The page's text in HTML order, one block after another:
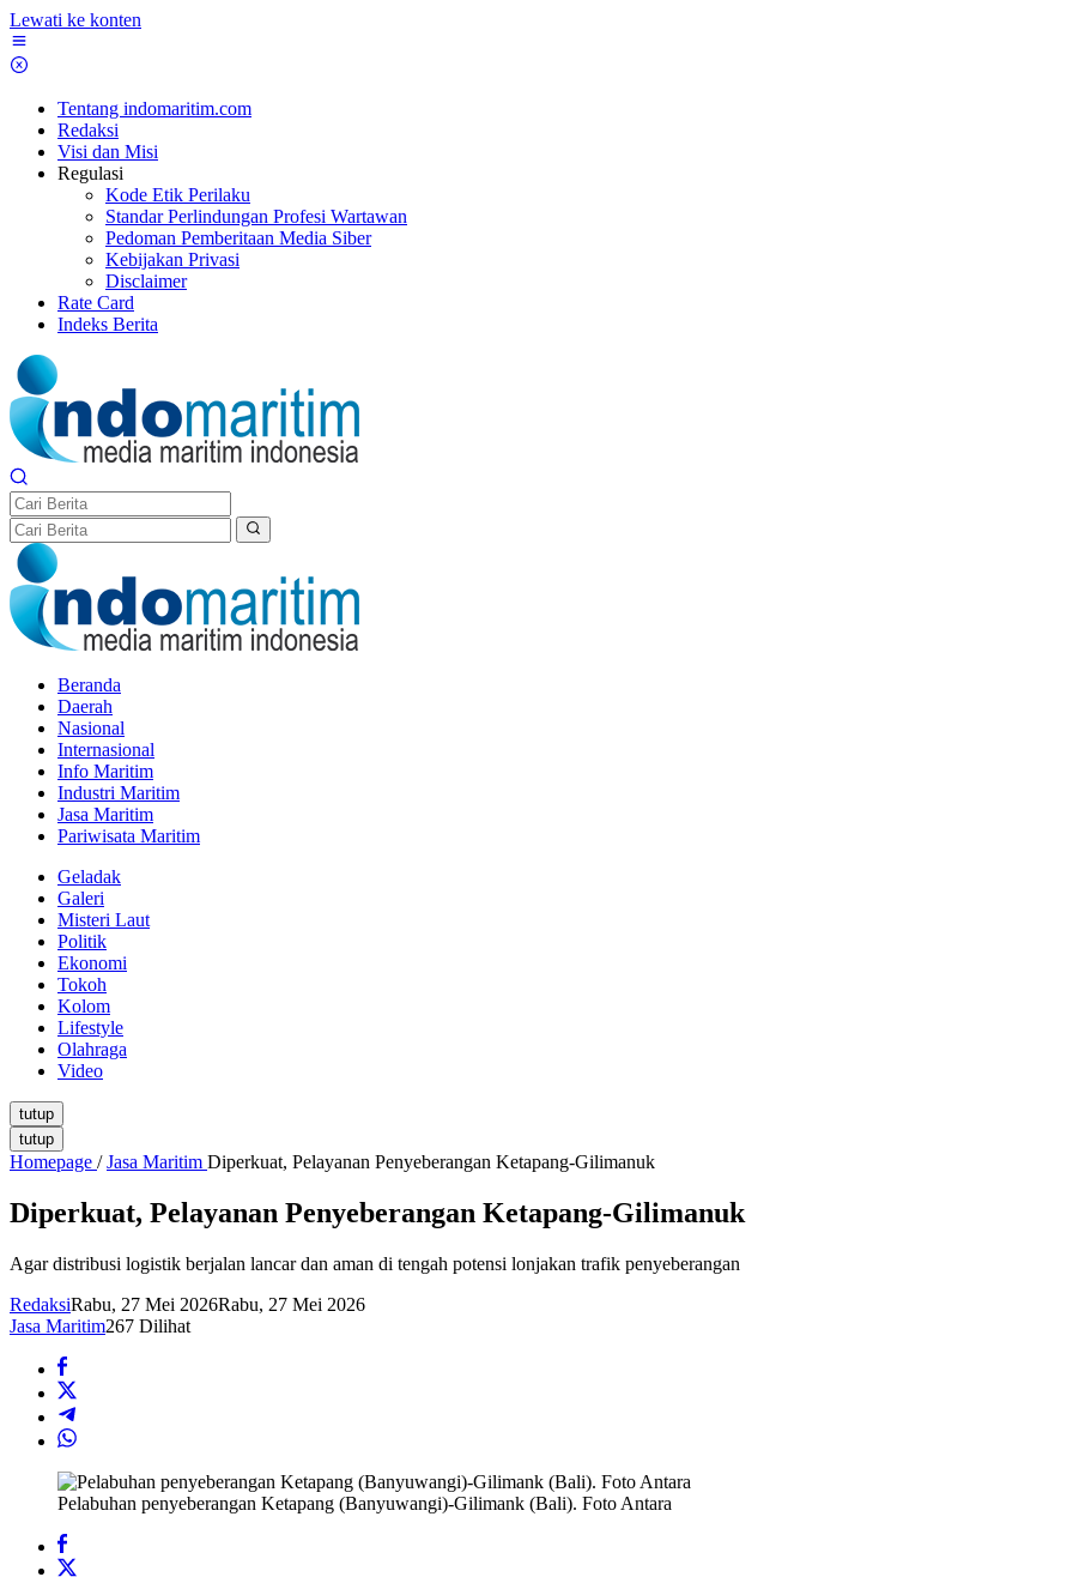
Lewati ke konten
Tentang indomaritim.com
Redaksi
Visi dan Misi
Regulasi
Kode Etik Perilaku
Standar Perlindungan Profesi Wartawan
Pedoman Pemberitaan Media Siber
Kebijakan Privasi
Disclaimer
Rate Card
Indeks Berita
Beranda
Daerah
Nasional
Internasional
Info Maritim
Industri Maritim
Jasa Maritim
Pariwisata Maritim
Geladak
Galeri
Misteri Laut
Politik
Ekonomi
Tokoh
Kolom
Lifestyle
Olahraga
Video
tutup
tutup
Homepage / Jasa Maritim Diperkuat, Pelayanan Penyeberangan Ketapang-Gilimanuk
Diperkuat, Pelayanan Penyeberangan Ketapang-Gilimanuk
Agar distribusi logistik berjalan lancar dan aman di tengah potensi lonjakan trafik penyeberangan
RedaksiRabu, 27 Mei 2026Rabu, 27 Mei 2026
Jasa Maritim267 Dilihat
Pelabuhan penyeberangan Ketapang (Banyuwangi)-Gilimank (Bali). Foto Antara